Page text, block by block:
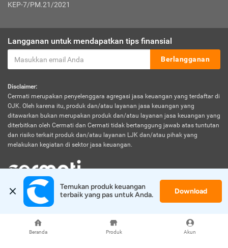
Beranda Produk Akun
KEP-7/PM.21/2021
Langganan untuk mendapatkan tips finansial
Berlangganan
Disclaimer:
Cermati merupakan penyelenggara agregasi jasa keuangan yang terdaftar di
OJK. Oleh karena itu, produk dan/atau layanan jasa keuangan yang
ditawarkan bukan merupakan produk dan/atau layanan jasa keuangan yang
diterbitkan oleh Cermati dan Cermati tidak bertanggung jawab atas tuntutan
dan risiko terkait produk dan/atau layanan LJK dan/atau pihak yang
melakukan kegiatan di sektor jasa keuangan.
© 2026 Cermati. All Rights Reserved.
Temukan produk keuangan
terbaik yang pas untuk Anda.
Download